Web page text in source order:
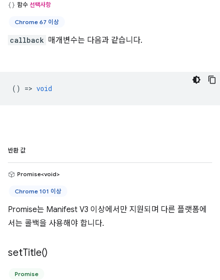
함수 선택사항
Chrome 67 이상
callback 매개변수는 다음과 같습니다.
() => void
반환 값
Promise<void>
Chrome 101 이상
Promise는 Manifest V3 이상에서만 지원되며 다른 플랫폼에
서는 콜백을 사용해야 합니다.
setTitle()
Promise